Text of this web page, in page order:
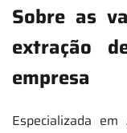
Sobre as
extração
empresa
Especializada